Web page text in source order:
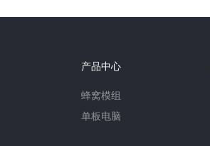
产品中心
蜂窝模组
单板电脑